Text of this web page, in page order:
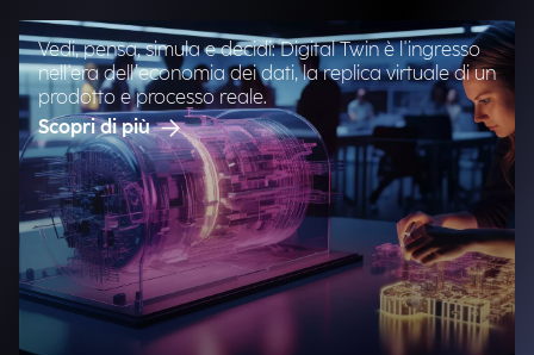
Vedi, pensa, simula e decidi: Digital Twin è l'ingresso
nell'era dell’economia dei dati, la replica virtuale di un
prodotto e processo reale.
Scopri di più